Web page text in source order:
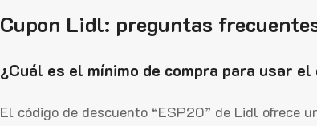
Cupon Lidl: preguntas
¿Cuál es el mínimo de compra para usar
El código de descuento “ESP20” de Lidl ofrece